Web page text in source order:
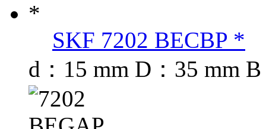
SKF 7202 BECBP *
d：15 mm D：35 mm